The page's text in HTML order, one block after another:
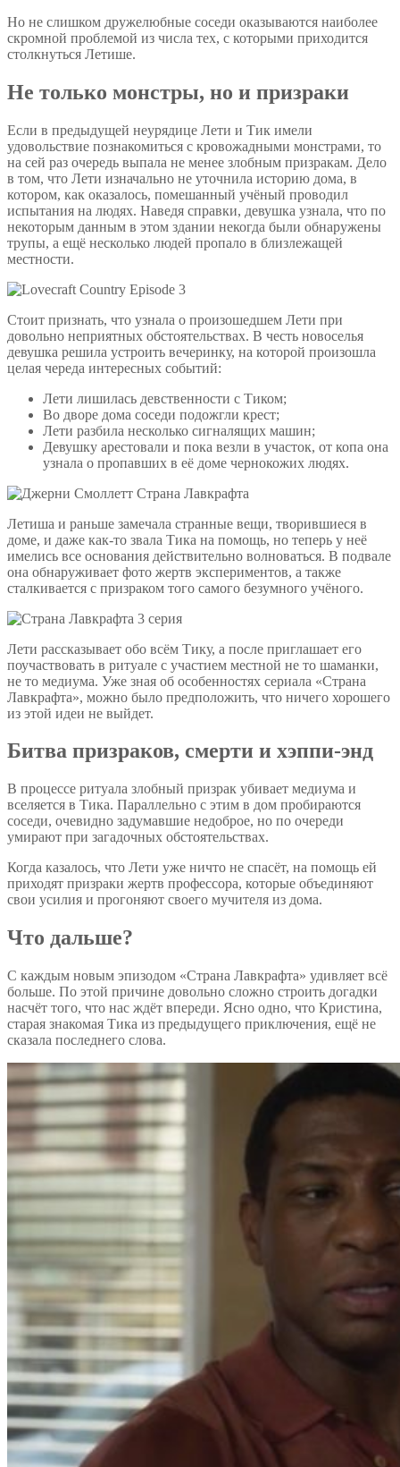
Но не слишком дружелюбные соседи оказываются наиболее
скромной проблемой из числа тех, с которыми приходится
столкнуться Летише.
Не только монстры, но и призраки
Если в предыдущей неурядице Лети и Тик имели
удовольствие познакомиться с кровожадными монстрами, то
на сей раз очередь выпала не менее злобным призракам. Дело
в том, что Лети изначально не уточнила историю дома, в
котором, как оказалось, помешанный учёный проводил
испытания на людях. Наведя справки, девушка узнала, что по
некоторым данным в этом здании некогда были обнаружены
трупы, а ещё несколько людей пропало в близлежащей
местности.
Стоит признать, что узнала о произошедшем Лети при
довольно неприятных обстоятельствах. В честь новоселья
девушка решила устроить вечеринку, на которой произошла
целая череда интересных событий:
Лети лишилась девственности с Тиком;
Во дворе дома соседи подожгли крест;
Лети разбила несколько сигналящих машин;
Девушку арестовали и пока везли в участок, от копа она
узнала о пропавших в её доме чернокожих людях.
Летиша и раньше замечала странные вещи, творившиеся в
доме, и даже как-то звала Тика на помощь, но теперь у неё
имелись все основания действительно волноваться. В подвале
она обнаруживает фото жертв экспериментов, а также
сталкивается с призраком того самого безумного учёного.
Лети рассказывает обо всём Тику, а после приглашает его
поучаствовать в ритуале с участием местной не то шаманки,
не то медиума. Уже зная об особенностях сериала «Страна
Лавкрафта», можно было предположить, что ничего хорошего
из этой идеи не выйдет.
Битва призраков, смерти и хэппи-энд
В процессе ритуала злобный призрак убивает медиума и
вселяется в Тика. Параллельно с этим в дом пробираются
соседи, очевидно задумавшие недоброе, но по очереди
умирают при загадочных обстоятельствах.
Когда казалось, что Лети уже ничто не спасёт, на помощь ей
приходят призраки жертв профессора, которые объединяют
свои усилия и прогоняют своего мучителя из дома.
Что дальше?
С каждым новым эпизодом «Страна Лавкрафта» удивляет всё
больше. По этой причине довольно сложно строить догадки
насчёт того, что нас ждёт впереди. Ясно одно, что Кристина,
старая знакомая Тика из предыдущего приключения, ещё не
сказала последнего слова.